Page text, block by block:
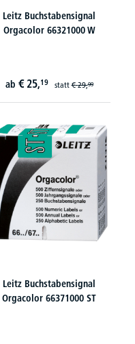
Leitz Buchstabensignal
Orgacolor 66321000 W
ab € 25,19 statt€ 29,99
Leitz Buchstabensignal
Orgacolor 66371000 ST